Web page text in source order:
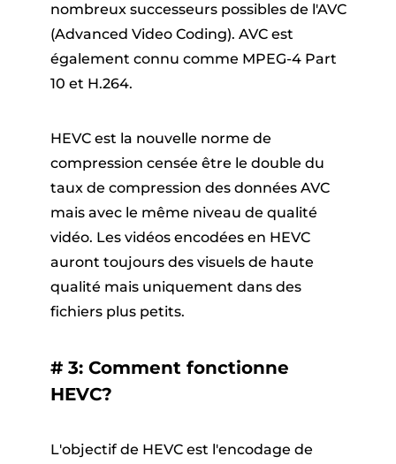
nombreux successeurs possibles de l'AVC
(Advanced Video Coding). AVC est
également connu comme MPEG-4 Part
10 et H.264.
HEVC est la nouvelle norme de
compression censée être le double du
taux de compression des données AVC
mais avec le même niveau de qualité
vidéo. Les vidéos encodées en HEVC
auront toujours des visuels de haute
qualité mais uniquement dans des
fichiers plus petits.
# 3: Comment fonctionne
HEVC?
L'objectif de HEVC est l'encodage de